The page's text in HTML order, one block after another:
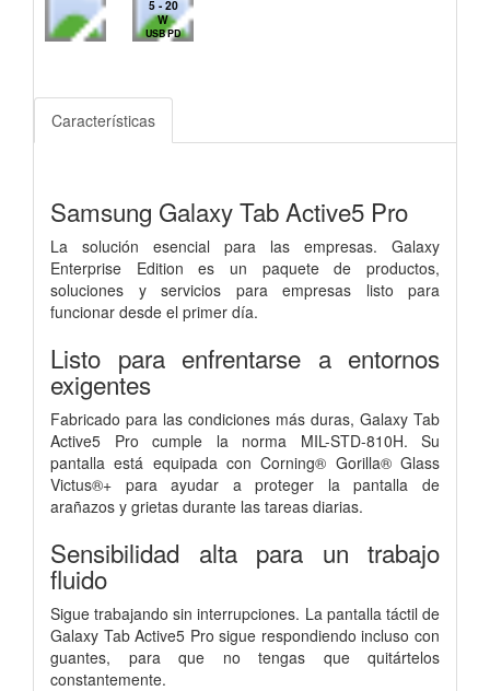
5 - 20
W
USB PD
Características
Samsung Galaxy Tab Active5 Pro
La solución esencial para las empresas. Galaxy
Enterprise Edition es un paquete de productos,
soluciones y servicios para empresas listo para
funcionar desde el primer día.
Listo para enfrentarse a entornos
exigentes
Fabricado para las condiciones más duras, Galaxy Tab
Active5 Pro cumple la norma MIL-STD-810H. Su
pantalla está equipada con Corning® Gorilla® Glass
Victus®+ para ayudar a proteger la pantalla de
arañazos y grietas durante las tareas diarias.
Sensibilidad alta para un trabajo
fluido
Sigue trabajando sin interrupciones. La pantalla táctil de
Galaxy Tab Active5 Pro sigue respondiendo incluso con
guantes, para que no tengas que quitártelos
constantemente.